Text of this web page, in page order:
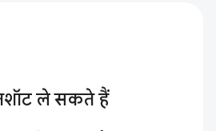
ले सकते हैं